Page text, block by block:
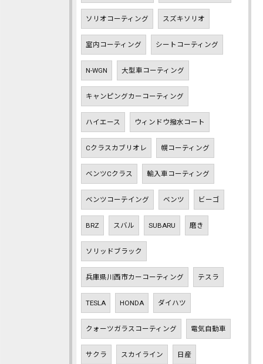
ソリオコーティング スズキソリオ
室内コーティング シートコーティング
N-WGN 大型車コーティング
キャンピングカーコーティング
ハイエース ウィンドウ撥水コート
Cクラスカブリオレ 幌コーティング
ベンツCクラス 輸入車コーティング
ベンツコーテイング ベンツ ビーゴ
BRZ スバル SUBARU 磨き
ソリッドブラック
兵庫県川西市カーコーティング テスラ
TESLA HONDA ダイハツ
クォーツガラスコーティング 電気自動車
サクラ スカイライン 日産